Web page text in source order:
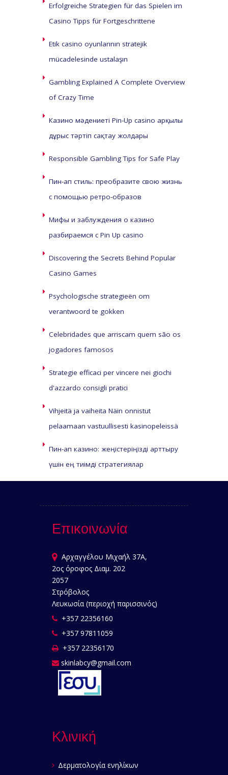
Erfolgreiche Strategien für das Spielen im
Casino Tipps für Fortgeschrittene
Etik casino oyunlarının stratejik
mücadelesinde ustalaşın
Gambling Explained A Complete Overview
of Crazy Time
Казино мәдениеті Pin-Up casino арқылы
дұрыс тәртіп сақтау жолдары
Responsible Gambling Tips for Safe Play
Пин-ап стиль: преобразите свою жизнь
с помощью ретро-образов
Мифы и заблуждения о казино
разбираемся с Pin Up casino
Discovering the Secrets Behind Popular
Casino Games
Psychologische strategieën om
verantwoord te gokken
Celebridades que arriscam quem são os
jogadores famosos
Strategie efficaci per vincere nei giochi
d'azzardo consigli pratici
Vihjeitä ja vaiheita Näin onnistut
pelaamaan vastuullisesti kasinopeleissä
Пин-ап казино: жеңістеріңізді арттыру
үшін ең тиімді стратегиялар
Επικοινωνία
Αρχαγγέλου Μιχαήλ 37Α,
2ος όροφος Διαμ. 202
2057
Στρόβολος
Λευκωσία (περιοχή παρισσινός)
+357 22356160
+357 97811059
+357 22356170
skinlabcy@gmail.com
Κλινική
Δερματολογία ενηλίκων